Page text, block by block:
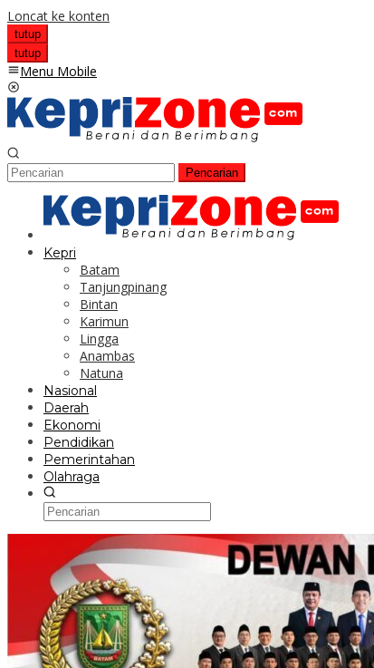
Loncat ke konten
tutup
tutup
Menu Mobile
Pencarian
Kepri
Batam
Tanjungpinang
Bintan
Karimun
Lingga
Anambas
Natuna
Nasional
Daerah
Ekonomi
Pendidikan
Pemerintahan
Olahraga